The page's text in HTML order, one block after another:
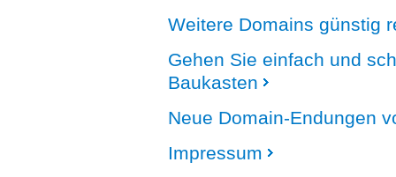
Weitere Domains günstig
Gehen Sie einfach und
Baukasten
Neue Domain-Endungen
Impressum